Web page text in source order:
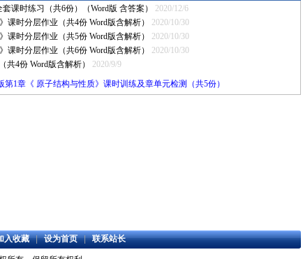
课时练习（共6份）（Word版 含答案）
2020/12/6
课时分层作业（共4份 Word版含解析）
2020/10/30
课时分层作业（共5份 Word版含解析）
2020/10/30
课时分层作业（共6份 Word版含解析）
2020/10/30
4份 Word版含解析）
2020/9/9
第1章《 原子结构与性质》课时训练及章单元检测（共5份）
入收藏|设为首页|联系站长